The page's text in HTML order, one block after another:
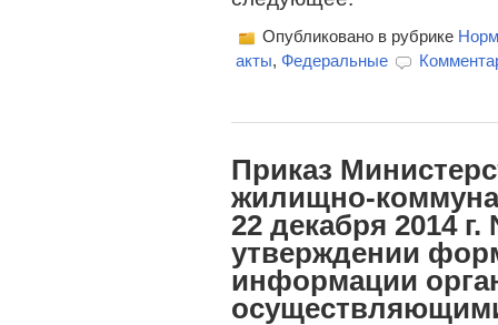
Опубликовано в рубрике
акты, Федеральные
Приказ
жилищно-
22 декабря 2014
утверждении
информации